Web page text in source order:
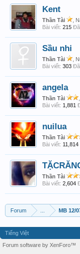
Kent
Thần Tài
,
Bài viết: 215
Sầu nhi
Thần Tài
,
Bài viết: 303
angela
Thần Tài
Bài viết: 1,881
nuilua
Thần Tài
Bài viết: 11,814
Thần Tài
Bài viết: 2,604
Forum MB 12/
Tiếng Việt
Forum software by XenForo™